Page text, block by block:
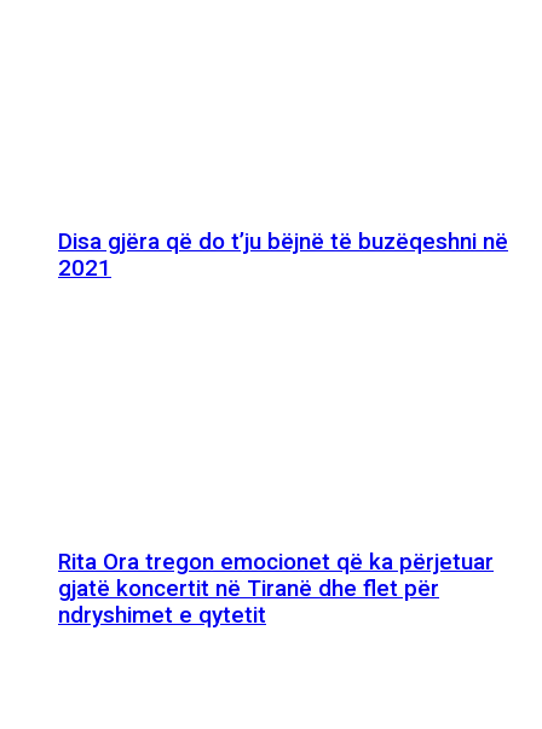
Disa gjëra që do t’ju bëjnë të buzëqeshni në
2021
Rita Ora tregon emocionet që ka përjetuar
gjatë koncertit në Tiranë dhe flet për
ndryshimet e qytetit